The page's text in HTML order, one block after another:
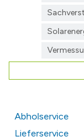
Abholservice
Lieferservice